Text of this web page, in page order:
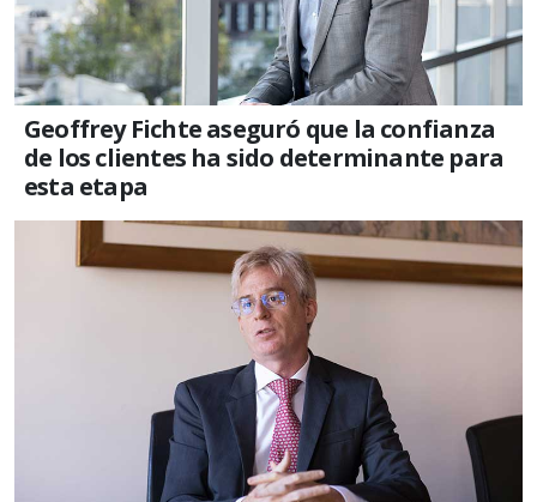
Geoffrey Fichte aseguró que la confianza
de los clientes ha sido determinante para
esta etapa